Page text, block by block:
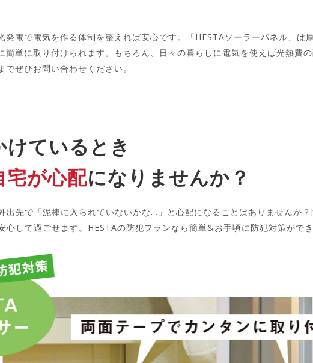
発電で電気を作る体制を整えれば安心です。「HESTAソーラーパネル」は
簡単に取り付けられます。もちろん、日々の暮らしに電気を使えば光熱費
ぜひお問い合わせください。
ているとき
宅が心配になりませんか？
出先で「泥棒に入られていないかな…」と心配になることはありませんか
心して過ごせます。HESTAの防犯プランなら簡単&お手頃に防犯対策ができ